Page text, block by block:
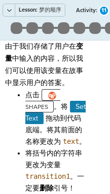
Lesson: 梦的顺序 Activity: 11
由于我们存储了用户在变
量中输入的内容，所以我
们可以使用该变量在故事
中显示用户的答案。
点击
。将
Set
Text
拖动到代码
底端。将其前面的
名称更改为 text。
将括号内的字符串
更改为变量
transition1。一
定要删除引号！